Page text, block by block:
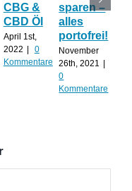
CBG &
CBD Öl
April 1st,
2022 |
0
Kommentare
sparen –
alles
portofrei!
November
26th, 2021
|
0
Kommentare